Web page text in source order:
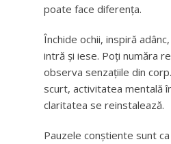
poate face diferența.
Închide ochii, inspiră
intră și iese. Poți număra
observa senzațiile din
scurt, activitatea mentală
claritatea se reinstalează.
Pauzele conștiente sunt